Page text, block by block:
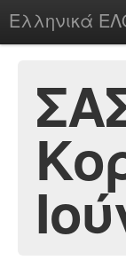
Ελληνικά
chesstu.be @
Login